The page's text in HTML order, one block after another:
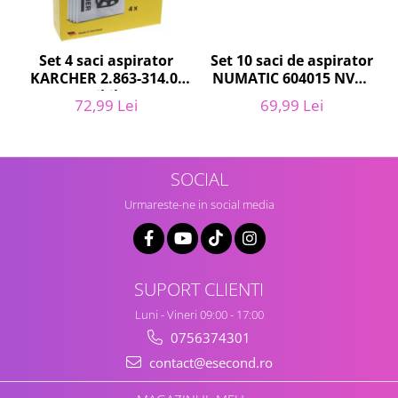
Igiena si ingrijire
Jucarii si Jocuri
Maternitate
Petshop
Accesorii animale de companie
Igiena animale de companie
Mobila si transport animale de
Zgarzi, lese si hamuri
Desktop PC & Monitoare
Imprimante, Scanere &
Set 4 saci aspirator
KARCHER 2.863-314.0,
compatibil cu WD,
KWD, SE
72,99 Lei
Set 10 saci de aspirator
NUMATIC 604015 NVM-
1CH, 9L
69,99 Lei
SOCIAL
Urmareste-ne in social media
SUPORT CLIENTI
Luni - Vineri 09:00 - 17:00
0756374301
contact@esecond.ro